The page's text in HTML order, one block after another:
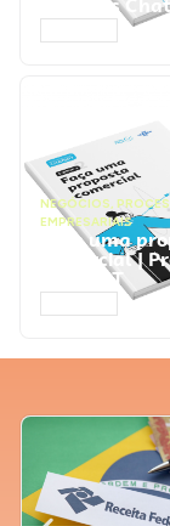
Prompts
NEGÓCIOS,
EMPRESARIAIS
Faça uma
comercial |
ChatGPT